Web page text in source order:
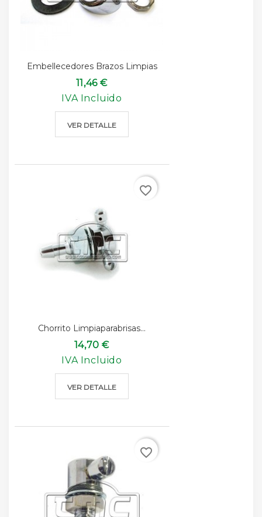
Embellecedores Brazos Limpias
11,46 €
IVA Incluido
VER DETALLE
Chorrito Limpiaparabrisas...
14,70 €
IVA Incluido
VER DETALLE
favorite_border
favorite_border